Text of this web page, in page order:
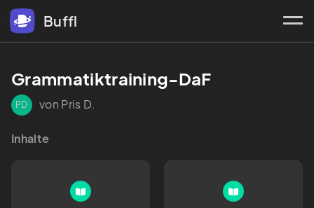
Buffl
Grammatiktraining-DaF
PD von Pris D.
Inhalte